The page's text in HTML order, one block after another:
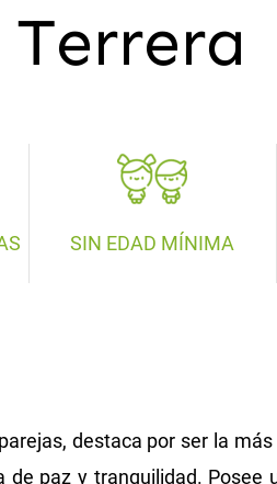
SIN EDAD MÍNIMA
destaca por ser la
de paz y tranquilidad.